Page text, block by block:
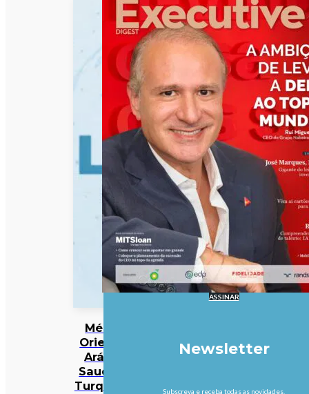
Médio
Oriente:
Arábia
Saudita,
Turquia e
ASSINAR
Newsletter
Subscreva e receba todas as novidades.